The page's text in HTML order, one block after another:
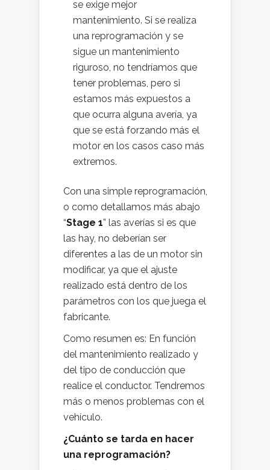
se exige mejor
mantenimiento. Si se realiza
una reprogramación y se
sigue un mantenimiento
riguroso, no tendríamos que
tener problemas, pero si
estamos más expuestos a
que ocurra alguna avería, ya
que se está forzando más el
motor en los casos caso más
extremos.
Con una simple reprogramación,
o como detallamos más abajo
“Stage 1” las averías si es que
las hay, no deberían ser
diferentes a las de un motor sin
modificar, ya que el ajuste
realizado está dentro de los
parámetros con los que juega el
fabricante.
Como resumen es: En función
del mantenimiento realizado y
del tipo de conducción que
realice el conductor. Tendremos
más o menos problemas con el
vehículo.
¿Cuánto se tarda en hacer
una reprogramación?